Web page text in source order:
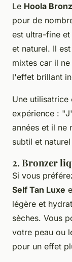
Le Hoola
pour de
est ultra-fine
et naturel. Il
mixtes car il
l'effet brillant
Une utilisatrice
expérience : "
années et il ne
subtil et
2. Bronzer
Si vous
Self Tan Luxe
légère et
sèches. Vous
votre peau ou
pour un effet